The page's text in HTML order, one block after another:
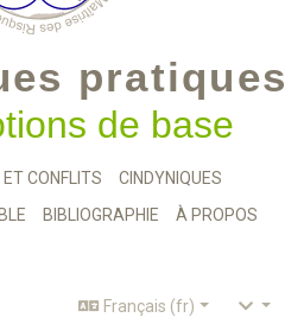
pratiques
de base
ET CONFLITS
CINDYNIQUES
BIBLIOGRAPHIE À PROPOS
Français (fr)